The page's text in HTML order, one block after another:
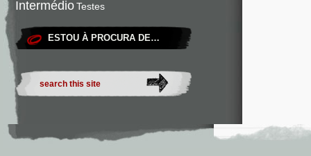
IntermédioTestes
ESTOU À PROCURA DE…